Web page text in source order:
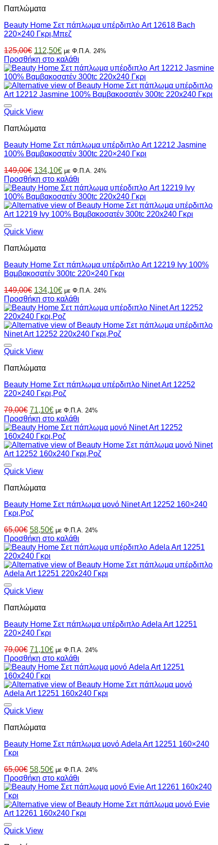
Παπλώματα
Beauty Home Σετ πάπλωμα υπέρδιπλο Art 12618 Bach
220×240 Γκρι,Μπεζ
125,00€ Original
price
was:
125,00€.
112,50€Η
τρέχουσα
τιμή
είναι:
112,50€.
με Φ.Π.Α. 24%
Προσθήκη στο καλάθι
Quick View
Παπλώματα
Beauty Home Σετ πάπλωμα υπέρδιπλο Art 12212 Jasmine
100% Βαμβακοσατέν 300tc 220×240 Γκρι
149,00€ Original
price
was:
149,00€.
134,10€Η
τρέχουσα
τιμή
είναι:
134,10€.
με Φ.Π.Α. 24%
Προσθήκη στο καλάθι
Quick View
Παπλώματα
Beauty Home Σετ πάπλωμα υπέρδιπλο Art 12219 Ivy 100%
Βαμβακοσατέν 300tc 220×240 Γκρι
149,00€ Original
price
was:
149,00€.
134,10€Η
τρέχουσα
τιμή
είναι:
134,10€.
με Φ.Π.Α. 24%
Προσθήκη στο καλάθι
Quick View
Παπλώματα
Beauty Home Σετ πάπλωμα υπέρδιπλο Ninet Art 12252
220×240 Γκρι,Ροζ
79,00€ Original
price
was:
79,00€.
71,10€Η
τρέχουσα
τιμή
είναι:
71,10€.
με Φ.Π.Α. 24%
Προσθήκη στο καλάθι
Quick View
Παπλώματα
Beauty Home Σετ πάπλωμα μονό Ninet Art 12252 160×240
Γκρι,Ροζ
65,00€ Original
price
was:
65,00€.
58,50€Η
τρέχουσα
τιμή
58,50€.
με Φ.Π.Α. 24%
Προσθήκη στο καλάθι
Quick View
Παπλώματα
Beauty Home Σετ πάπλωμα υπέρδιπλο Adela Art 12251
220×240 Γκρι
79,00€ Original
price
was:
79,00€.
71,10€Η
τρέχουσα
τιμή
71,10€.
με Φ.Π.Α. 24%
Προσθήκη στο καλάθι
Quick View
Παπλώματα
Beauty Home Σετ πάπλωμα μονό Adela Art 12251 160×240
Γκρι
65,00€ Original
price
was:
58,50€Η
τρέχουσα
τιμή
58,50€.
με Φ.Π.Α. 24%
Προσθήκη στο καλάθι
Quick View